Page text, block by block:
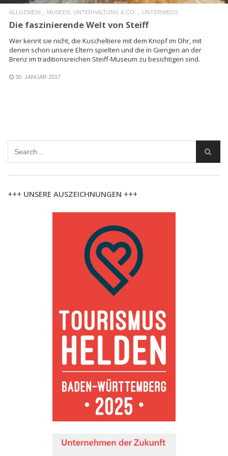
ALLGEMEIN MUSEEN, UNTERHALTUNG & CO. UNTERWEGS
Die faszinierende Welt von Steiff
Wer kennt sie nicht, die Kuscheltiere mit dem Knopf im Ohr, mit
denen schon unsere Eltern spielten und die in Giengen an der
Brenz im traditionsreichen Steiff-Museum zu besichtigen sind.
30. JANUAR 2017
+++ UNSERE AUSZEICHNUNGEN +++